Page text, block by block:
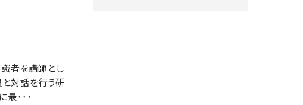
者を講師とし
対話を行う研
最･･･